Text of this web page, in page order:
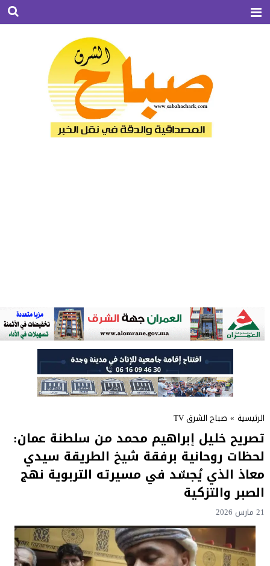
الرئيسية » صباح الشرق TV
تصريح خليل إبراهيم محمد من سلطنة عمان:
لحظات روحانية برفقة شيخ الطريقة سيدي
معاذ الذي يُجسّد في مسيرته التربوية نهج
الصبر والتزكية
21 مارس 2026